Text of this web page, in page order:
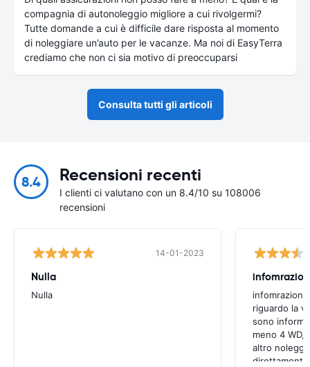
compagnia di autonoleggio migliore a cui rivolgermi?
Tutte domande a cui è difficile dare risposta al momento
di noleggiare un’auto per le vacanze. Ma noi di EasyTerra
crediamo che non ci sia motivo di preoccuparsi
Consulta tutti gli articoli
8.4 Recensioni recenti
I clienti ci valutano con un 8.4/10 su 108006
recensioni
14-01-2023
Nulla
Nulla
infomrazioni
riguardo la
sono
meno 4 WD,
altro
direttamente